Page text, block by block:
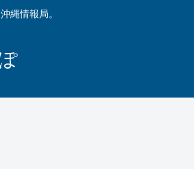
縄情報局。